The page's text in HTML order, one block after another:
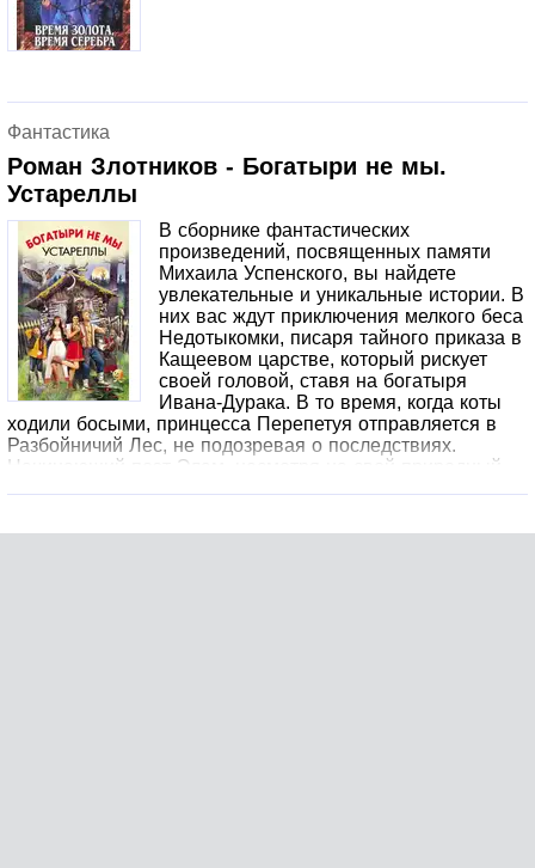
Фантастика
Роман Злотников - Богатыри не мы.
Устареллы
В сборнике фантастических
произведений, посвященных памяти
Михаила Успенского, вы найдете
увлекательные и уникальные истории. В
них вас ждут приключения мелкого беса
Недотыкомки, писаря тайного приказа в
Кащеевом царстве, который рискует
своей головой, ставя на богатыря
Ивана-Дурака. В то время, когда коты
ходили босыми, принцесса Перепетуя отправляется в
Разбойничий Лес, не подозревая о последствиях.
Начинающий поэт Элам, несмотря на свой природный
вам читать сами и наслаждаться этими захватывающими